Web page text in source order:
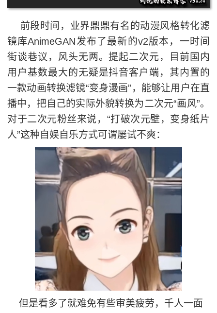
前段时间，业界鼎鼎有名的动漫风格转化滤
镜库AnimeGAN发布了最新的v2版本，一时间
街谈巷议，风头无两。提起二次元，目前国内
用户基数最大的无疑是抖音客户端，其内置的
一款动画转换滤镜“变身漫画”，能够让用户在直
播中，把自己的实际外貌转换为二次元“画风”。
对于二次元粉丝来说，“打破次元壁，变身纸片
人”这种自娱自乐方式可谓屡试不爽：
但是看多了就难免有些审美疲劳，千人一面